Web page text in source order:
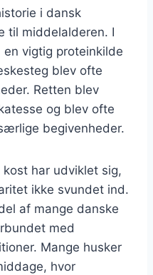
i dansk
til middelalderen. I
vigtig proteinkilde
blev ofte
Retten blev
og blev ofte
begivenheder.
har udviklet sig,
ikke svundet ind.
af mange danske
med
Mange husker
hvor